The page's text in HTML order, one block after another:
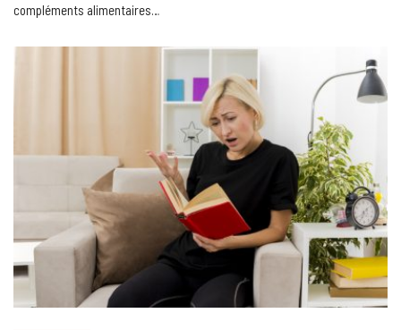
compléments alimentaires…